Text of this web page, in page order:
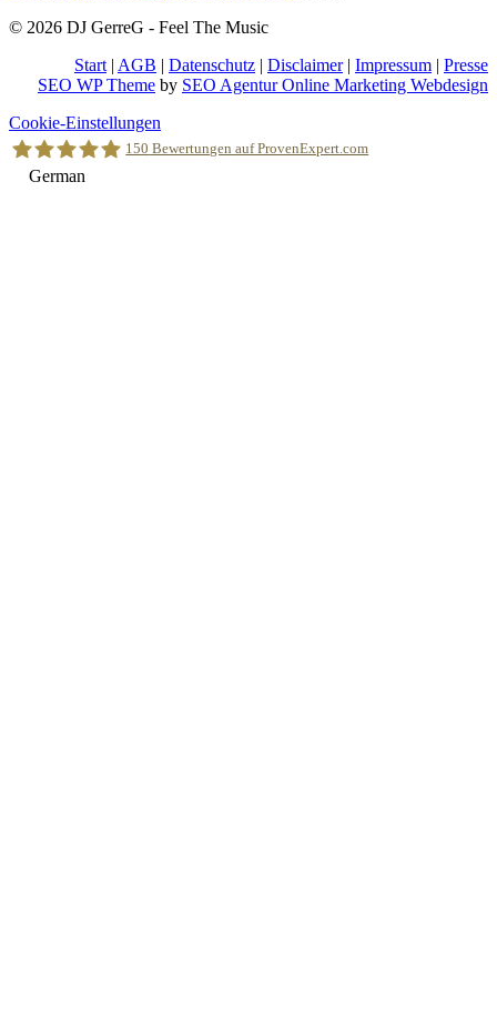
© 2026 DJ GerreG - Feel The Music
Start | AGB | Datenschutz | Disclaimer| Impressum | Presse
SEO WP Theme by SEO Agentur Online Marketing Webdesign
Nach
oben
scrollen
Cookie-Einstellungen
150 Bewertungen auf ProvenExpert.com
German